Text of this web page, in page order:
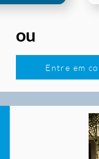
ou
Entre em